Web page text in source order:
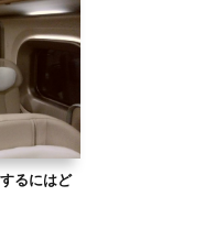
るにはど